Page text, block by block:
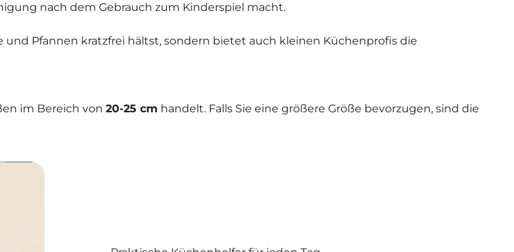
nach dem Gebrauch zum Kinderspiel macht.
Pfannen kratzfrei hältst, sondern bietet auch kleinen Küchenprofis die
im Bereich von 20-25 cm handelt. Falls Sie eine größere Größe bevorzugen, sind die